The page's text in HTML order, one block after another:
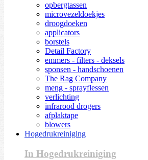
opbergtassen
microvezeldoekjes
droogdoeken
applicators
borstels
Detail Factory
emmers - filters - deksels
sponsen - handschoenen
The Rag Company
meng - sprayflessen
verlichting
infrarood drogers
afplaktape
blowers
Hogedrukreiniging
In Hogedrukreiniging